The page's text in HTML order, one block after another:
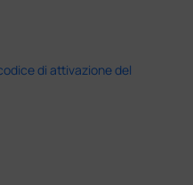
di attivazione del